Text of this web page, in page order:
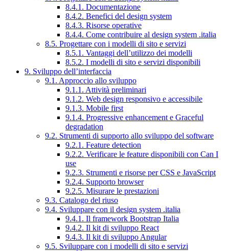
8.4.1. Documentazione
8.4.2. Benefici del design system
8.4.3. Risorse operative
8.4.4. Come contribuire al design system .italia
8.5. Progettare con i modelli di sito e servizi
8.5.1. Vantaggi dell’utilizzo dei modelli
8.5.2. I modelli di sito e servizi disponibili
9. Sviluppo dell’interfaccia
9.1. Approccio allo sviluppo
9.1.1. Attività preliminari
9.1.2. Web design responsivo e accessibile
9.1.3. Mobile first
9.1.4. Progressive enhancement e Graceful
degradation
9.2. Strumenti di supporto allo sviluppo del software
9.2.1. Feature detection
9.2.2. Verificare le feature disponibili con Can I
use
9.2.3. Strumenti e risorse per CSS e JavaScript
9.2.4. Supporto browser
9.2.5. Misurare le prestazioni
9.3. Catalogo del riuso
9.4. Sviluppare con il design system .italia
9.4.1. Il framework Bootstrap Italia
9.4.2. Il kit di sviluppo React
9.4.3. Il kit di sviluppo Angular
9.5. Sviluppare con i modelli di sito e servizi